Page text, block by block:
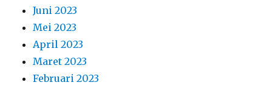
Juni 2023
Mei 2023
April 2023
Maret 2023
Februari 2023